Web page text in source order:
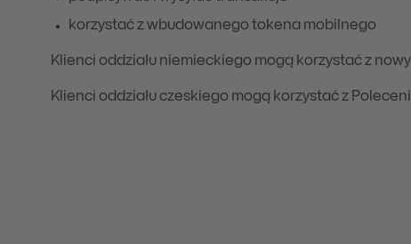
korzystać z wbudowanego tokena mobilnego
Klienci oddziału niemieckiego mogą korzystać z
Klienci oddziału czeskiego mogą korzystać z